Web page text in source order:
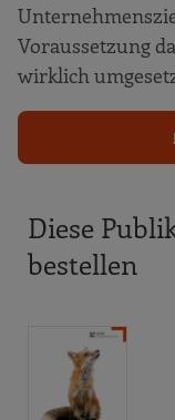
Voraussetzung
wirklich
Diese
bestellen